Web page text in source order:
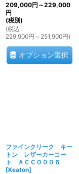
209,000円 ～229,000
円
(税別)
(税込 :
229,900円 ～251,900円)
オプション選択
ファインクリーク キー
トン レザーカーコー
ト ＡＣＣＯ００６
[Keaton]